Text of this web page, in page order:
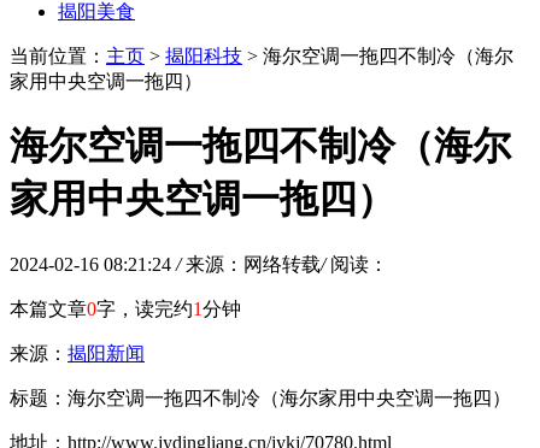
揭阳美食
当前位置： 主页 > 揭阳科技 > 海尔空调一拖四不制冷（海尔
家用中央空调一拖四）
海尔空调一拖四不制冷（海尔
家用中央空调一拖四）
2024-02-16 08:21:24 / 来源：网络转载/ 阅读：
本篇文章0字，读完约1分钟
来源： 揭阳新闻
标题：海尔空调一拖四不制冷（海尔家用中央空调一拖四）
地址：http://www.jydingliang.cn/jykj/70780.html